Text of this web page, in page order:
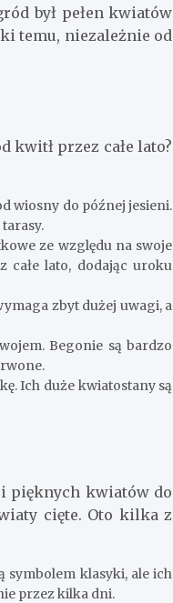
był pełen kwiatów
temu, niezależnie od
kwitł przez całe lato?
wiosny do późnej jesieni.
ze względu na swoje
całe lato, dodając uroku
zbyt dużej uwagi, a
Begonie są bardzo
Ich duże kwiatostany są
pięknych kwiatów do
cięte. Oto kilka z
symbolem klasyki, ale ich
przez kilka dni.